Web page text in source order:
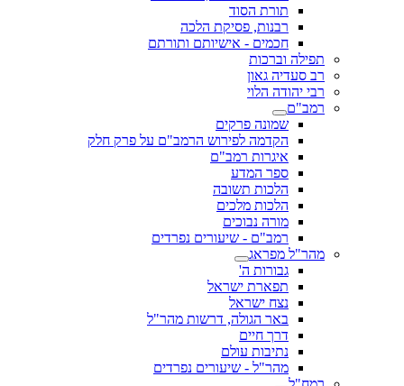
תורת הסוד
רבנות, פסיקת הלכה
חכמים - אישיותם ותורתם
תפילה וברכות
רב סעדיה גאון
רבי יהודה הלוי
רמב"ם
שמונה פרקים
הקדמה לפירוש הרמב"ם על פרק חלק
איגרות רמב"ם
ספר המדע
הלכות תשובה
הלכות מלכים
מורה נבוכים
רמב"ם - שיעורים נפרדים
מהר"ל מפראג
גבורות ה'
תפארת ישראל
נצח ישראל
באר הגולה, דרשות מהר"ל
דרך חיים
נתיבות עולם
מהר"ל - שיעורים נפרדים